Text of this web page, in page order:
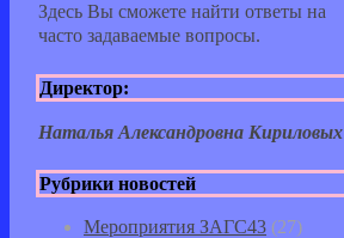
Здесь Вы сможете найти ответы на
часто задаваемые вопросы.
Директор:
Наталья Александровна Кириловых
Рубрики новостей
Мероприятия ЗАГС43 (27)